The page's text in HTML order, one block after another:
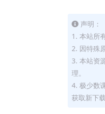
声明：
1. 本站所
2. 因特殊
3. 本站资
理。
4. 极少数
获取新下